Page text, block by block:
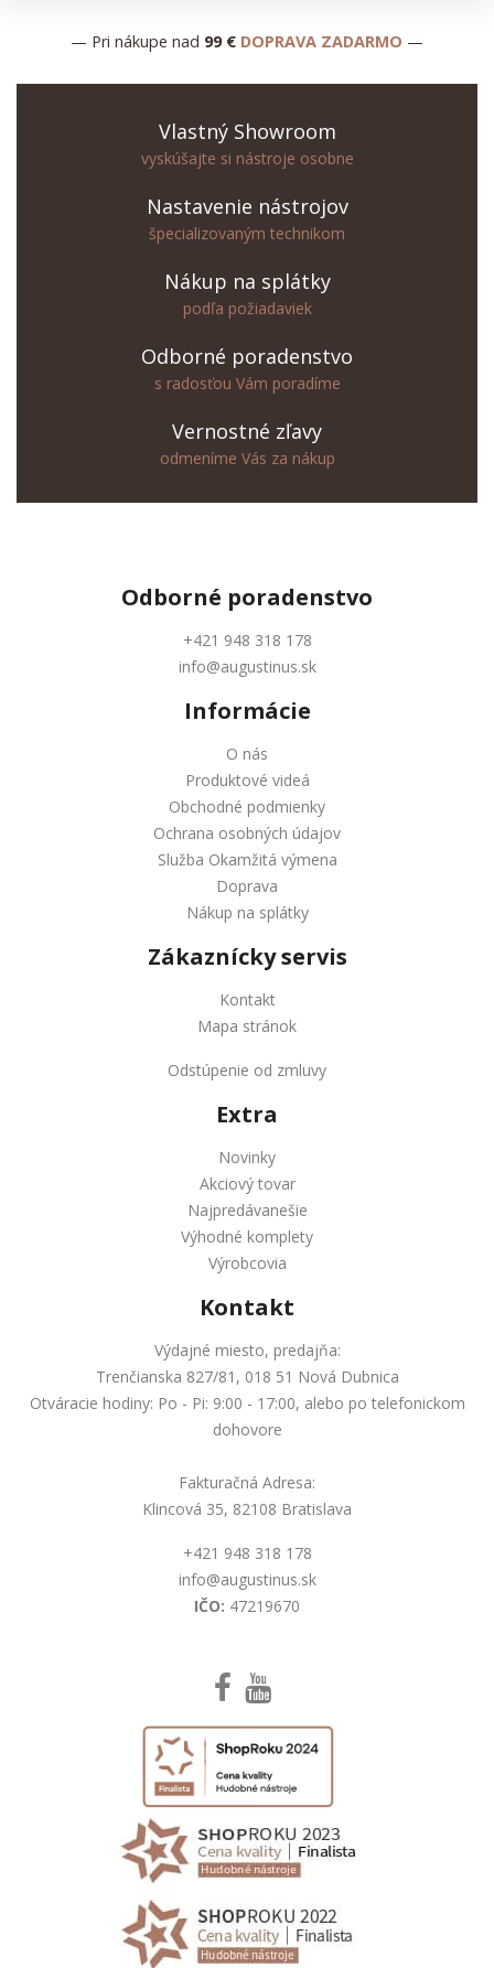
— Pri nákupe nad 99 € DOPRAVA ZADARMO —
Vlastný Showroom
vyskúšajte si nástroje osobne
Nastavenie nástrojov
špecializovaným technikom
Nákup na splátky
podľa požiadaviek
Odborné poradenstvo
s radosťou Vám poradíme
Vernostné zľavy
odmeníme Vás za nákup
Odborné poradenstvo
+421 948 318 178
info@augustinus.sk
Informácie
O nás
Produktové videá
Obchodné podmienky
Ochrana osobných údajov
Služba Okamžitá výmena
Doprava
Nákup na splátky
Zákaznícky servis
Kontakt
Mapa stránok
Odstúpenie od zmluvy
Extra
Novinky
Akciový tovar
Najpredávanešie
Výhodné komplety
Výrobcovia
Kontakt
Výdajné miesto, predajňa:
Trenčianska 827/81, 018 51 Nová Dubnica
Otváracie hodiny: Po - Pi: 9:00 - 17:00, alebo po telefonickom
dohovore
Fakturačná Adresa:
Klincová 35, 82108 Bratislava
+421 948 318 178
info@augustinus.sk
IČO: 47219670